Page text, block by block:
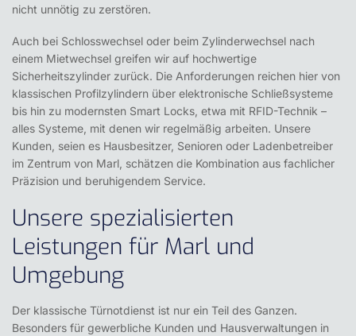
nicht unnötig zu zerstören.
Auch bei Schlosswechsel oder beim Zylinderwechsel nach
einem Mietwechsel greifen wir auf hochwertige
Sicherheitszylinder zurück. Die Anforderungen reichen hier von
klassischen Profilzylindern über elektronische Schließsysteme
bis hin zu modernsten Smart Locks, etwa mit RFID-Technik –
alles Systeme, mit denen wir regelmäßig arbeiten. Unsere
Kunden, seien es Hausbesitzer, Senioren oder Ladenbetreiber
im Zentrum von Marl, schätzen die Kombination aus fachlicher
Präzision und beruhigendem Service.
Unsere spezialisierten
Leistungen für Marl und
Umgebung
Der klassische Türnotdienst ist nur ein Teil des Ganzen.
Besonders für gewerbliche Kunden und Hausverwaltungen in